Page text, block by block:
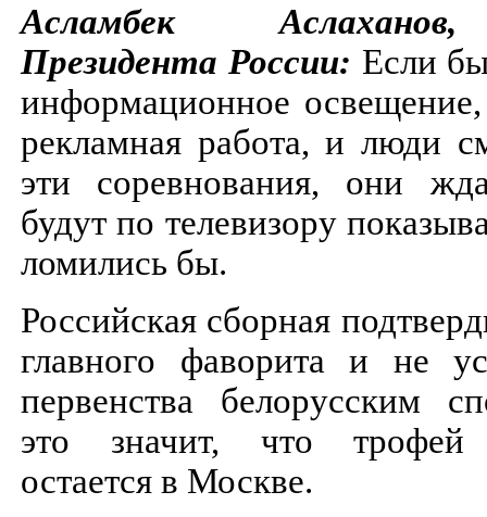
Асламбек
Президента России: Если
информационное
рекламная работа, и люди
эти соревнования, они
будут по телевизору
ломились бы.
Российская сборная
главного фаворита и не
первенства белорусским
это значит, что трофей
остается в Москве.